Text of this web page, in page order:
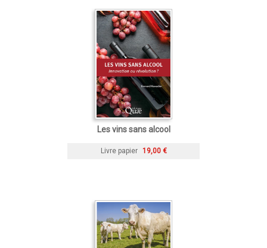
Les vins sans alcool
Livre papier 19,00 €